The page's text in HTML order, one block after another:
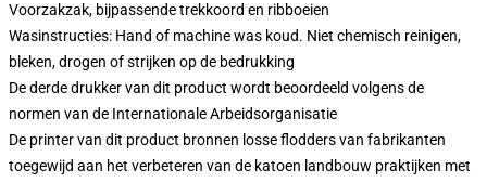
Voorzakzak, bijpassende trekkoord en ribboeien
Wasinstructies: Hand of machine was koud. Niet chemisch reinigen,
bleken, drogen of strijken op de bedrukking
De derde drukker van dit product wordt beoordeeld volgens de
normen van de Internationale Arbeidsorganisatie
De printer van dit product bronnen losse flodders van fabrikanten
toegewijd aan het verbeteren van de katoen landbouw praktijken met